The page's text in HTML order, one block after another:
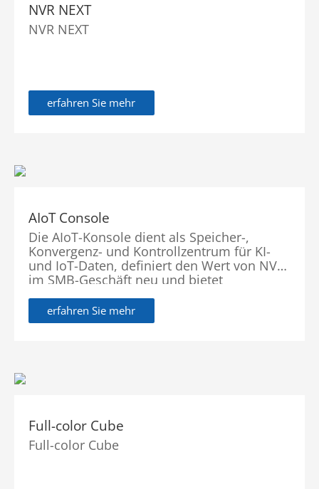
NVR NEXT
NVR NEXT
erfahren Sie mehr
AIoT Console
Die AIoT-Konsole dient als Speicher-,
Konvergenz- und Kontrollzentrum für KI-
und IoT-Daten, definiert den Wert von NVR
im SMB-Geschäft neu und bietet
umfassendere, sicherere und flexiblere
visuelle Intelligenzlösungen, die die
Branche in eine neue Ära führen.
erfahren Sie mehr
Full-color Cube
Full-color Cube